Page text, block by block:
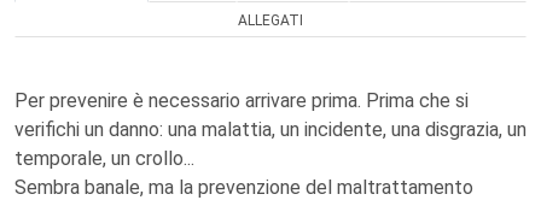
ALLEGATI
Per prevenire è necessario arrivare prima. Prima che si
verifichi un danno: una malattia, un incidente, una disgrazia, un
temporale, un crollo...
Sembra banale, ma la prevenzione del maltrattamento